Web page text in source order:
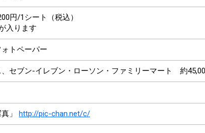
円/1シート（税込）
入ります
トペーパー
セブン-イレブン・ローソン・ファミリーマート 約
」 http://pic-chan.net/c/